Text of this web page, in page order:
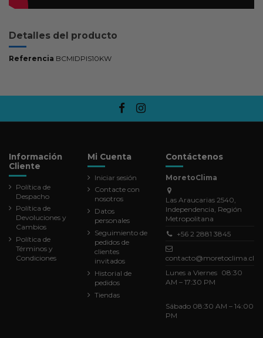
Detalles del producto
Referencia BCMIDPIS10KW
Información
Cliente
Política de
Despacho
Política de
Devoluciones y
Cambios
Política de
Términos y
Condiciones
Mi Cuenta
Iniciar sesión
Contacte con
nosotros
Datos
personales
Seguimiento de
pedidos de
clientes
invitados
Historial de
pedidos
Tiendas
Contáctenos
MoretoClima
Las Araucarias 2540,
Independencia, Región
Metropolitana
+56 2 2881 3845
contacto@moretoclima.cl
Lunes a Viernes 08:30
AM – 17:30 PM
Sábado 08:30 AM – 14:00
PM